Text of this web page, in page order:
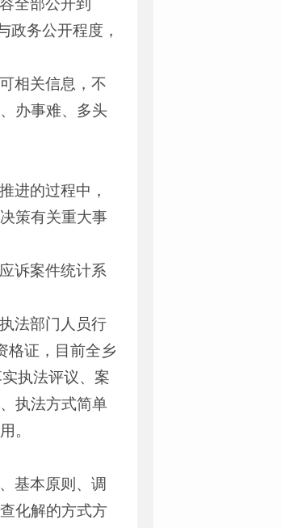
全部公开到
政务公开程度，
相关信息，不
办事难、多头
进的过程中，
策有关重大事
诉案件统计系
法部门人员行
格证，目前全乡
执法评议、案
执法方式简单
。
基本原则、调
化解的方式方